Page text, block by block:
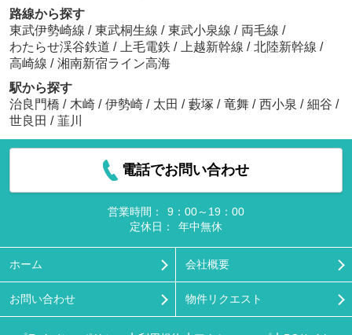
路線から探す
東武伊勢崎線 / 東武桐生線 / 東武小泉線 / 両毛線 /
わたらせ渓谷鉄道 / 上毛電鉄 / 上越新幹線 / 北陸新幹線 /
高崎線 / 湘南新宿ライン高海
駅から探す
治良門橋 / 木崎 / 伊勢崎 / 太田 / 藪塚 / 竜舞 / 西小泉 / 細谷 /
世良田 / 韮川
電話でお問い合わせ
営業時間：
9：00～19：00
定休日：
年中無休
ホーム 会社概要
お問い合わせ 物件リクエスト